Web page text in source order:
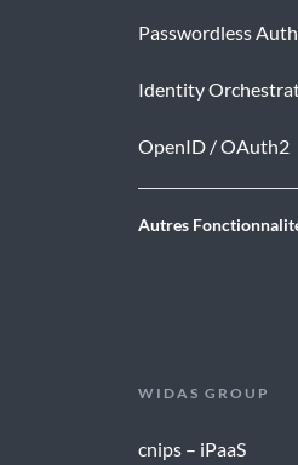
Passwordless
Identity
OpenID / OAuth2
Autres
WIDAS GROUP
cnips – iPaaS